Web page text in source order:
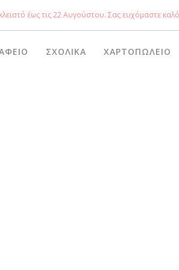
έως τις 22 Αυγούστου. Σας ευχόμαστε
ΣΧΟΛΙΚΆ ΧΑΡΤΟΠΩΛΕΊΟ